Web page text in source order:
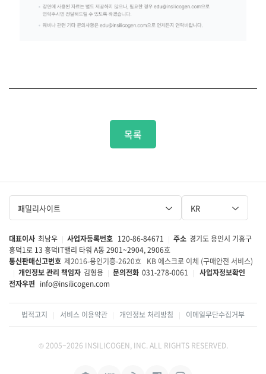
목록
대표이사 최남우 사업자등록번호 120-86-84671 주소 경기도 용인시 기흥구
흥덕1로 13 흥덕IT밸리 타워 A동 2901~2904, 2906호
통신판매신고번호 제2016-용인기흥-2620호 KB 에스크로 이체 (구매안전 서비스)
개인정보 관리 책임자 김형용 문의전화 031-278-0061
사업자정보확인
전자우편 info@insilicogen.com
패밀리사이트 KR
법적고지 서비스 이용약관 개인정보 처리방침 이메일무단수집거부
© 2005~2026 INSILICOGEN, INC. ALL RIGHTS RESERVED.